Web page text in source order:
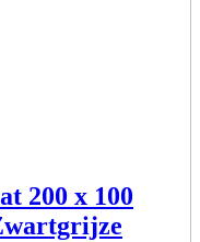
200 x 100